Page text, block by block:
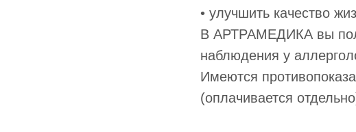
• улучшить качество
В АРТРАМЕДИКА вы
наблюдения у
Имеются
(оплачивается